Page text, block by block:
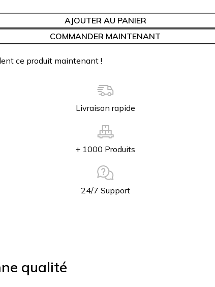
AJOUTER AU PANIER
COMMANDER MAINTENANT
ce produit maintenant !
Livraison rapide
+ 1000 Produits
24/7 Support
qualité